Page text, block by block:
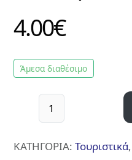
ΔΑΧΤΥΛΗΘΡΕΣ
ΚΟΥΖΙΝΑΣ
>
ΠΟΤΗΡΟΠΑΝΑ
>
4.00€
Άμεσα διαθέσιμο
ΚΑΤΗΓΟΡΙΑ: Τουριστικά,